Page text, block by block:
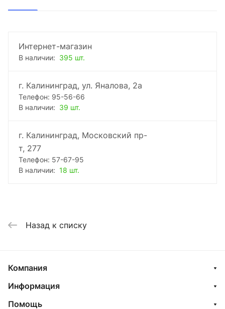
Интернет-магазин
В наличии: 395 шт.
г. Калининград, ул. Яналова, 2а
Телефон: 95-56-66
В наличии: 39 шт.
г. Калининград, Московский пр-
т, 277
Телефон: 57-67-95
В наличии: 18 шт.
Назад к списку
Компания
Информация
Помощь